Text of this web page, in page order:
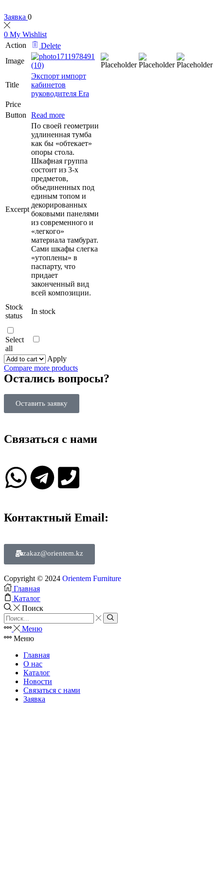
Заявка 0
0 My Wishlist
Action
Delete
Image
Title
Экспорт импорт
кабинетов
руководителя Era
Price
Button
Read more
Excerpt
По своей геометрии
удлиненная тумба
как бы «обтекает»
опоры стола.
Шкафная группа
состоит из 3-х
предметов,
объединенных под
единым топом и
декорированных
боковыми панелями
из современного и
«легкого»
материала тамбурат.
Сами шкафы слегка
«утоплены» в
паспарту, что
придает
законченный вид
всей композиции.
Stock
status
In stock
Select
all
Apply
Compare more products
Остались вопросы?
Оставить заявку
Связаться с нами
Контактный Email:
zakaz@orientem.kz
Copyright © 2024 Orientem Furniture
Главная
Каталог
Поиск
Меню
Меню
Главная
О нас
Каталог
Новости
Связаться с нами
Заявка